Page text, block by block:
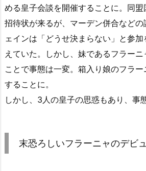
める皇子会談を開催することに。同
招待状が来るが、マーデン併合など
ェインは「どうせ決まらない」と参
えていた。しかし、妹であるフラー
ことで事態は一変。箱入り娘のフラ
することに。
しかし、3人の皇子の思惑もあり、事
末恐ろしいフラーニャのデビ